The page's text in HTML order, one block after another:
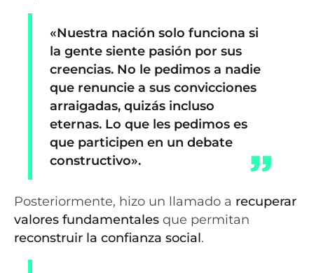
«Nuestra nación solo funciona si
la gente siente pasión por sus
creencias. No le pedimos a nadie
que renuncie a sus convicciones
arraigadas, quizás incluso
eternas. Lo que les pedimos es
que participen en un debate
constructivo».
Posteriormente, hizo un llamado a recuperar
valores fundamentales que permitan
reconstruir la confianza social.